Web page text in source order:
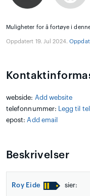
Muligheter for å fortøye i
Oppdatert 19. Jul 2024.
webside: Add website
telefonnummer:
Legg til
epost: Add email
Beskrivelser
Roy Eide sier: